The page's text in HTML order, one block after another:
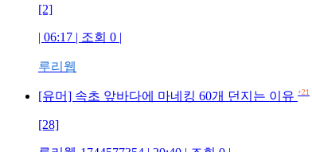
[2]
| 06:17 | 조회 0 |
루리웹
[유머] 속초 앞바다에 마네킹 60개 던지는 이유 +21
[28]